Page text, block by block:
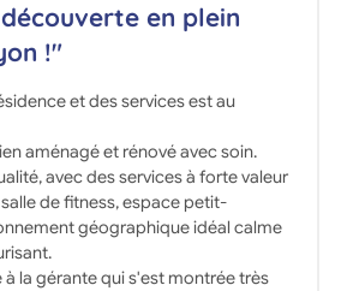
en plein
!"
et des services est au
aménagé et rénové avec soin.
avec des services à forte valeur
de fitness, espace petit-
géographique idéal calme
à la gérante qui s'est montrée très